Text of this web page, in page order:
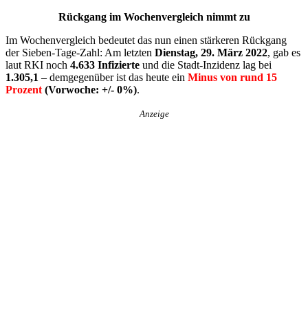
Rückgang im Wochenvergleich nimmt zu
Im Wochenvergleich bedeutet das nun einen stärkeren Rückgang
der Sieben-Tage-Zahl: Am letzten Dienstag, 29. März 2022, gab es
laut RKI noch 4.633 Infizierte und die Stadt-Inzidenz lag bei
1.305,1 – demgegenüber ist das heute ein Minus von rund 15
Prozent (Vorwoche: +/- 0%).
Anzeige